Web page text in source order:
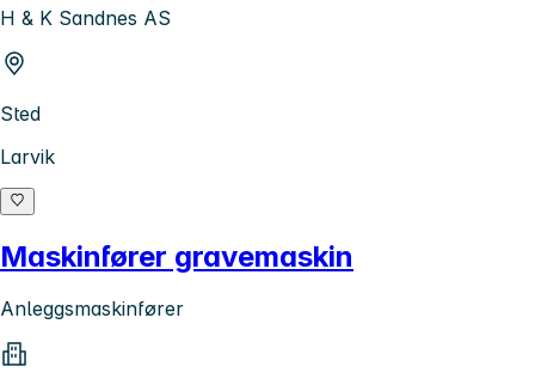
H & K Sandnes AS
Sted
Larvik
Maskinfører gravemaskin
Anleggsmaskinfører